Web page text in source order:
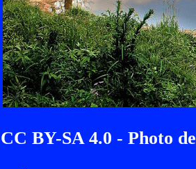
CC BY-SA 4.0 - Photo